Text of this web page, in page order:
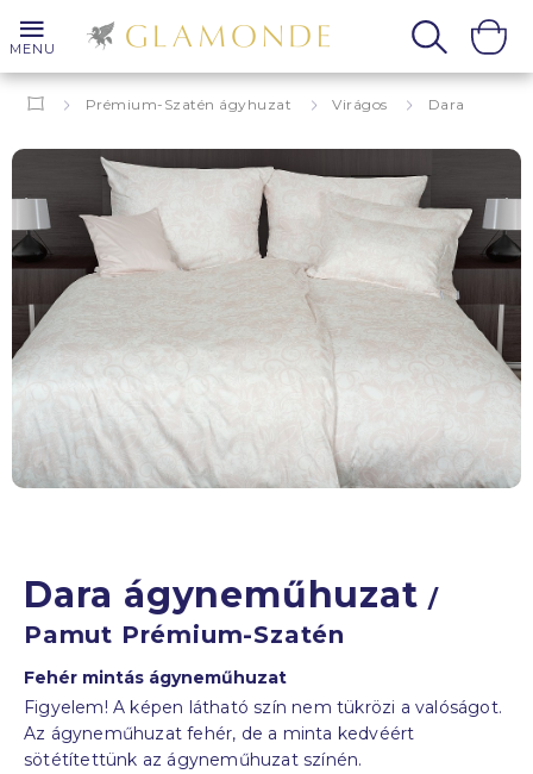
MENU
Prémium-Szatén ágyhuzat Virágos Dara
Dara ágyneműhuzat/
Pamut Prémium-Szatén
Fehér mintás ágyneműhuzat
Figyelem! A képen látható szín nem tükrözi a valóságot.
Az ágyneműhuzat fehér, de a minta kedvéért
sötétítettünk az ágyneműhuzat színén.